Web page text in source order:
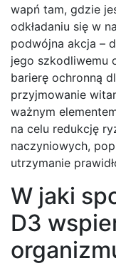
wapń tam, gdzie
odkładaniu się w
podwójna akcja –
jego szkodliwemu
barierę ochronną
przyjmowanie
ważnym
na celu redukcję
naczyniowych,
utrzymanie
W jaki
D3